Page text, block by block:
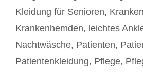
Kleidung für Senioren,
Krankenhemden, leichtes
Nachtwäsche, Patienten,
Patientenkleidung, Pflege,